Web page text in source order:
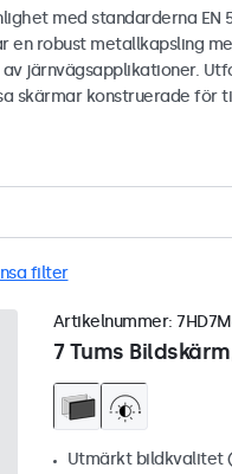
med standarderna EN
en robust metallkapsling
järnvägsapplikationer.
skärmar konstruerade
filter
7 Tums
Artikelnummer: 7HD7M
Utmärkt bildkvalitet